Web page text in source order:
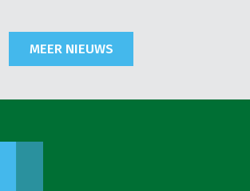
MEER NIEUWS